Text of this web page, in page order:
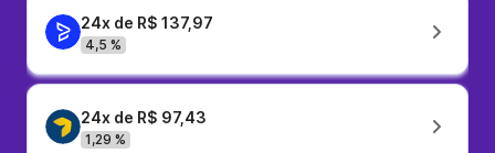
24x de R$ 137,97
4,5 %
24x de R$ 97,43
1,29 %